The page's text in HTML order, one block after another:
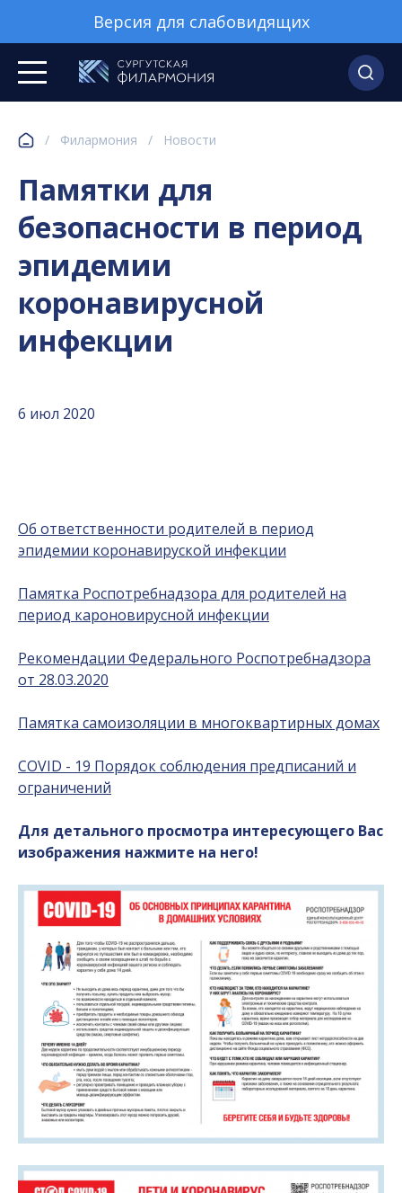
Версия для слабовидящих
/ Филармония / Новости
Памятки для
безопасности в период
эпидемии
коронавирусной
инфекции
6 июл 2020
Об ответственности родителей в период
эпидемии коронавируской инфекции
Памятка Роспотребнадзора для родителей на
период кароновирусной инфекции
Рекомендации Федерального Роспотребнадзора
от 28.03.2020
Памятка самоизоляции в многоквартирных домах
COVID - 19 Порядок соблюдения предписаний и
ограничений
Для детального просмотра интересующего Вас
изображения нажмите на него!